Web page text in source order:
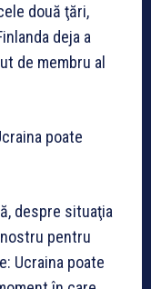
două ţări,
deja a
de membru al
poate
despre situaţia
pentru
Ucraina poate